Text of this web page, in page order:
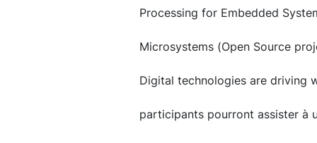
Processing for Embedded
Microsystems (Open Source
Digital technologies are driving
participants pourront assister à